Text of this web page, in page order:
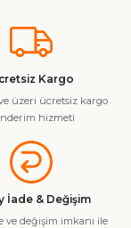
formunu
Kargo
üzeri ücretsiz kargo
hizmeti
İade & Değişim
ve değişim imkanı ile